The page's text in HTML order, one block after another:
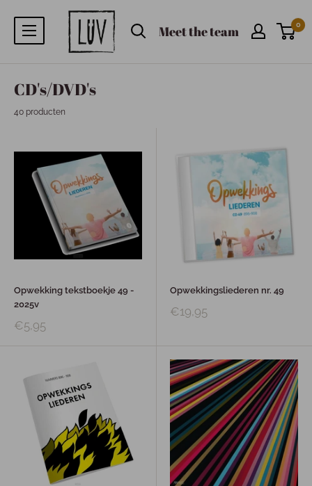
Meet the team 0
CD's/DVD's
40 producten
Opwekking tekstboekje 49 -
2025v
€5,95
Opwekkingsliederen nr. 49
€19,95